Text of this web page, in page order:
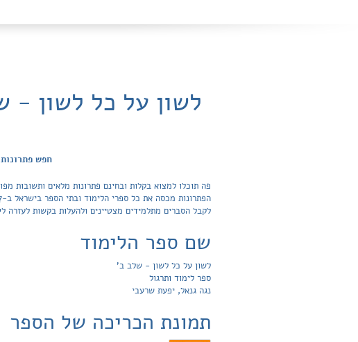
לשון על כל לשון -
חפש
לקבל הסברים מתלמידים מצטיינים ולהעלות בקשות לעזרה ל
שם ספר הלימוד
לשון על כל לשון - שלב ב'
ספר לימוד ותרגול
נגה גנאל, יפעת שרעבי
תמונת הכריכה של הספר